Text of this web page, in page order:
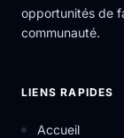
opportunités de
communauté.
LIENS RAPIDES
Accueil